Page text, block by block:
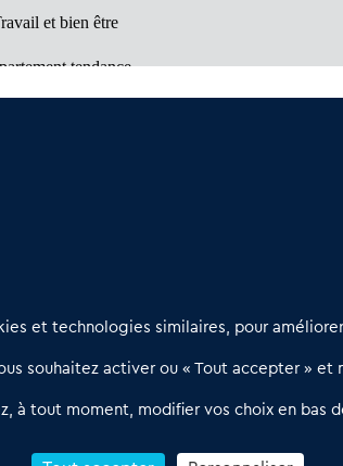
et bien être
tendance
17
nous
nous ?
et technologies similaires, pour
souhaitez activer ou « Tout accepter »
à tout moment, modifier vos choix en bas